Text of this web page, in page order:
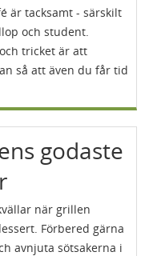
är tacksamt - särskilt
och student.
tricket är att
så att även du får tid
godaste
när grillen
Förbered gärna
avnjuta sötsakerna i